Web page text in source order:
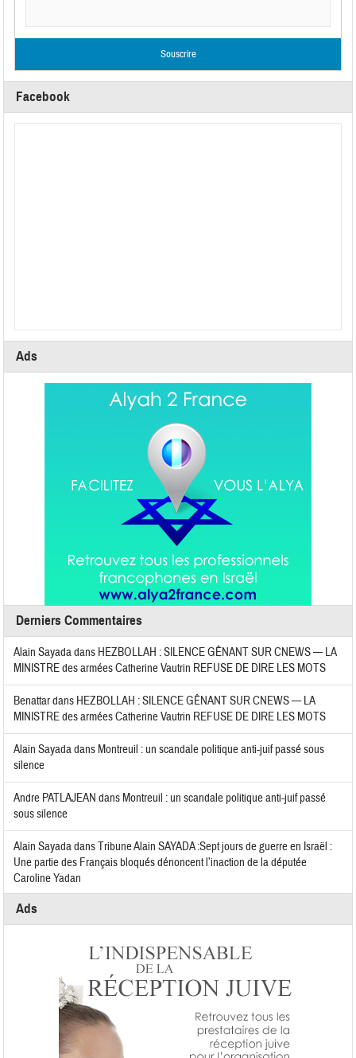
Facebook
Ads
Derniers Commentaires
Alain Sayadadans HEZBOLLAH : SILENCE GÊNANT SUR CNEWS — LA
MINISTRE des armées Catherine Vautrin REFUSE DE DIRE LES MOTS
Benattardans HEZBOLLAH : SILENCE GÊNANT SUR CNEWS — LA
MINISTRE des armées Catherine Vautrin REFUSE DE DIRE LES MOTS
Alain Sayadadans Montreuil : un scandale politique anti-juif passé sous
silence
Andre PATLAJEAN dans Montreuil : un scandale politique anti-juif passé
sous silence
Alain SayadadansTribune Alain SAYADA :Sept jours de guerre en Israël :
Une partie des Français bloqués dénoncent l’inaction de la députée
Caroline Yadan
Ads